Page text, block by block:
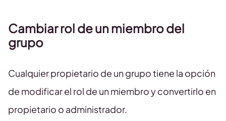
Cambiar rol de un miembro del
grupo
Cualquier propietario de un grupo tiene la opción
de modificar el rol de un miembro y convertirlo en
propietario o administrador.